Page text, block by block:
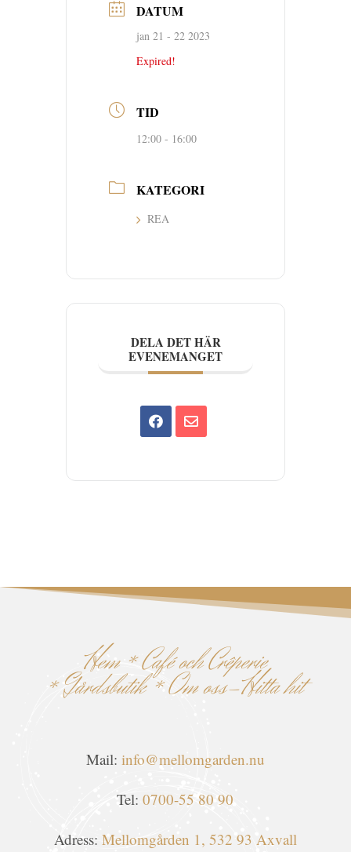
DATUM
jan 21 - 22 2023
Expired!
TID
12:00 - 16:00
KATEGORI
REA
DELA DET HÄR
EVENEMANGET
Hem*Café och Crêperie
*Gårdsbutik*Om oss-Hitta hit
Mail: info@mellomgarden.nu
Tel:0700-55 80 90
Adress: Mellomgården 1, 532 93 Axvall